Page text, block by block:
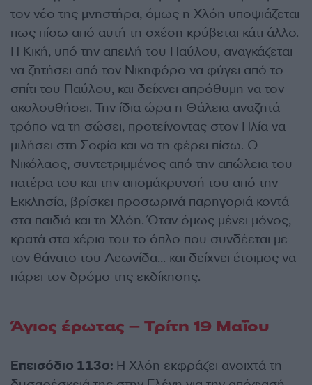
τον νέο της μνηστήρα, όμως η Χλόη υποψιάζεται
πως πίσω από αυτή τη σχέση κρύβεται κάτι άλλο.
Η Κική, υπό την απειλή του Παύλου, αναγκάζεται
να ζητήσει από τον Νικηφόρο να φύγει από το
σπίτι του Παύλου, και δείχνει απρόθυμη να τον
ακολουθήσει. Την ίδια ώρα η Θάλεια αναζητά
τρόπο να τη σώσει, προτείνοντας στον Ηλία να
μιλήσει στη Σοφία και να τη φέρει πίσω. Ο
Νικόλαος, συντετριμμένος από την απώλεια του
πατέρα του και την απομάκρυνσή του από την
Εκκλησία, βρίσκει προσωρινά παρηγοριά κοντά
στα παιδιά και τη Χλόη. Όταν όμως μένει μόνος,
κρατά στα χέρια του το όπλο που συνδέεται με
τον θάνατο του Λεωνίδα… και δείχνει έτοιμος να
πάρει τον δρόμο της εκδίκησης.
Άγιος έρωτας – Τρίτη 19 Μαΐου
Επεισόδιο 113ο: Η Χλόη εκφράζει ανοιχτά τη